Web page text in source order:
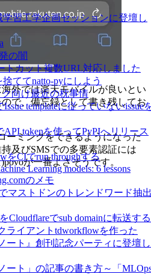
学習工学企画セッションに登壇し
の闇
トカット複数URL対応しました
捨ててnatto-pyにしよう
向け最近の枕事情
templateに従っていないissue
API tokenを使ってPyPIへリリース
をCIでrun throughする
Learning models: 6 lessons
のメモ
マストドンのトレンドワード抽
Cloudflareでsub domainに転送する
ライアントtdworkflowを作った
ート』創刊記念パーティに登壇し
ート」の記事の書き方～「
外では楽天モバイルが良いとい
で、備忘録として書き残してお
ーミングをできるようになった
及びSMSでの多要素認証には
が一番よさそうです。